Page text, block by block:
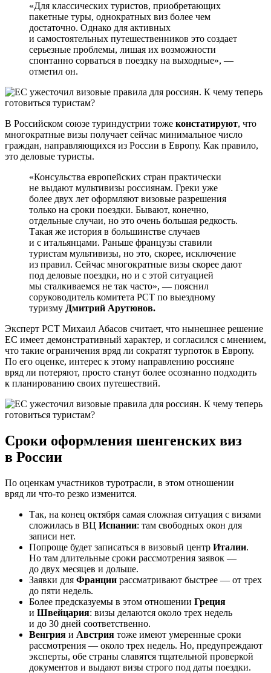
«Для классических туристов, приобретающих
пакетные туры, однократных виз более чем
достаточно. Однако для активных
и самостоятельных путешественников это создает
серьезные проблемы, лишая их возможности
спонтанно сорваться в поездку на выходные», —
отметил он.
В Российском союзе туриндустрии тоже констатируют, что
многократные визы получает сейчас минимальное число
граждан, направляющихся из России в Европу. Как правило,
это деловые туристы.
«Консульства европейских стран практически
не выдают мультивизы россиянам. Греки уже
более двух лет оформляют визовые разрешения
только на сроки поездки. Бывают, конечно,
отдельные случаи, но это очень большая редкость.
Такая же история в большинстве случаев
и с итальянцами. Раньше французы ставили
туристам мультивизы, но это, скорее, исключение
из правил. Сейчас многократные визы скорее дают
под деловые поездки, но и с этой ситуацией
мы сталкиваемся не так часто», — пояснил
соруководитель комитета РСТ по выездному
туризму Дмитрий Арутюнов.
Эксперт РСТ Михаил Абасов считает, что нынешнее решение
ЕС имеет демонстративный характер, и согласился с мнением,
что такие ограничения вряд ли сократят турпоток в Европу.
По его оценке, интерес к этому направлению россияне
вряд ли потеряют, просто станут более осознанно подходить
к планированию своих путешествий.
Сроки оформления шенгенских виз
в России
По оценкам участников туротрасли, в этом отношении
вряд ли что-то резко изменится.
Так, на конец октября самая сложная ситуация с визами
сложилась в ВЦ Испании: там свободных окон для
записи нет.
Попроще будет записаться в визовый центр Италии.
Но там длительные сроки рассмотрения заявок —
до двух месяцев и дольше.
Заявки для Франции рассматривают быстрее — от трех
до пяти недель.
Более предсказуемы в этом отношении Греция
и Швейцария: визы делаются около трех недель
и до 30 дней соответственно.
Венгрия и Австрия тоже имеют умеренные сроки
рассмотрения — около трех недель. Но, предупреждают
эксперты, обе страны славятся тщательной проверкой
документов и выдают визы строго под даты поездки.